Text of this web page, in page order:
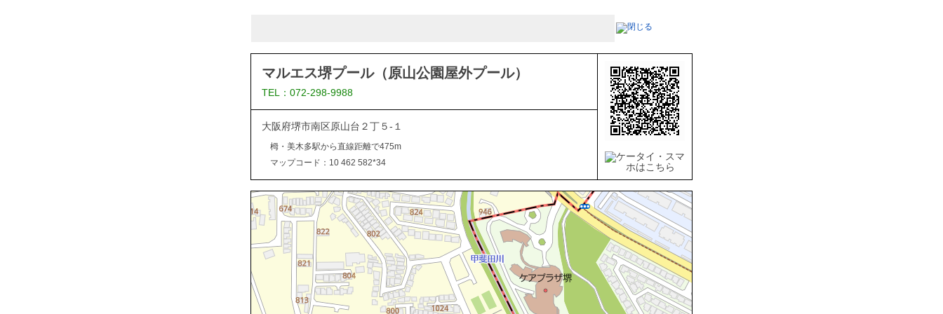
マルエス堺プール（原山公園屋外プール）
TEL：072-298-9988
大阪府堺市南区原山台２丁５-１
栂・美木多駅から直線距離で475m
マップコード：10 462 582*34